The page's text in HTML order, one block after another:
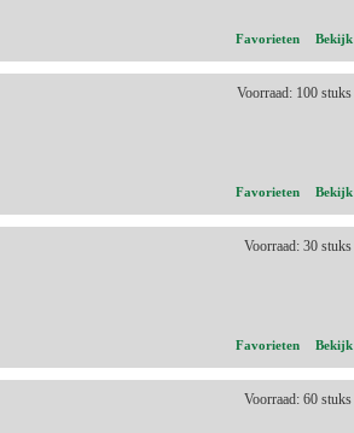
Favorieten Bekijk
Voorraad: 100 stuks
Favorieten Bekijk
Voorraad: 30 stuks
Favorieten Bekijk
Voorraad: 60 stuks